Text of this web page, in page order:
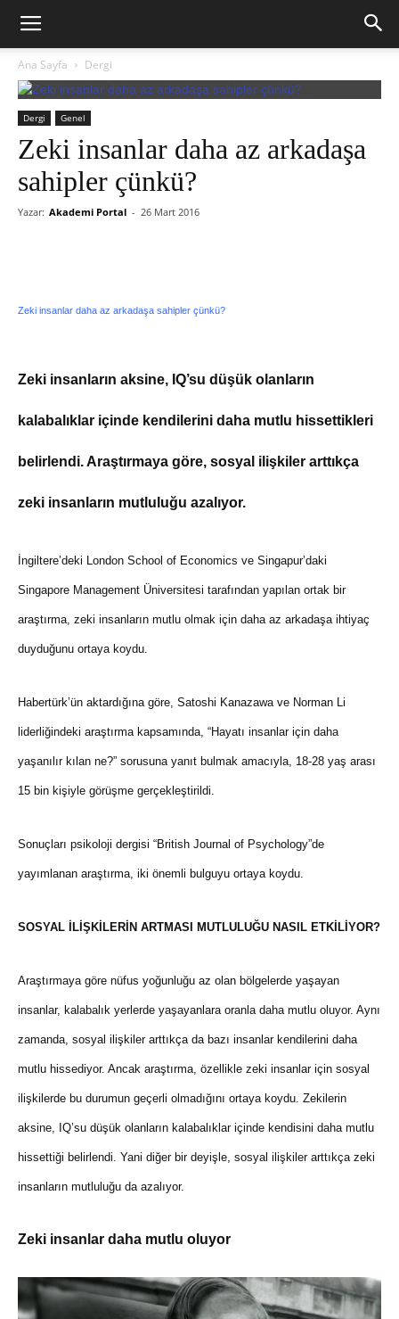
Ana Sayfa Dergi
Dergi Genel
Zeki insanlar daha az arkadaşa
sahipler çünkü?
Yazar: Akademi Portal - 26 Mart 2016
Zeki insanlar daha az arkadaşa sahipler çünkü?
Zeki insanların aksine, IQ’su düşük olanların
kalabalıklar içinde kendilerini daha mutlu hissettikleri
belirlendi. Araştırmaya göre, sosyal ilişkiler arttıkça
zeki insanların mutluluğu azalıyor.
İngiltere’deki London School of Economics ve Singapur’daki
Singapore Management Üniversitesi tarafından yapılan ortak bir
araştırma, zeki insanların mutlu olmak için daha az arkadaşa ihtiyaç
duyduğunu ortaya koydu.
Habertürk’ün aktardığına göre, Satoshi Kanazawa ve Norman Li
liderliğindeki araştırma kapsamında, “Hayatı insanlar için daha
yaşanılır kılan ne?” sorusuna yanıt bulmak amacıyla, 18-28 yaş arası
15 bin kişiyle görüşme gerçekleştirildi.
Sonuçları psikoloji dergisi “British Journal of Psychology”de
yayımlanan araştırma, iki önemli bulguyu ortaya koydu.
SOSYAL İLİŞKİLERİN ARTMASI MUTLULUĞU NASIL ETKİLİYOR?
Araştırmaya göre nüfus yoğunluğu az olan bölgelerde yaşayan
insanlar, kalabalık yerlerde yaşayanlara oranla daha mutlu oluyor. Aynı
zamanda, sosyal ilişkiler arttıkça da bazı insanlar kendilerini daha
mutlu hissediyor. Ancak araştırma, özellikle zeki insanlar için sosyal
ilişkilerde bu durumun geçerli olmadığını ortaya koydu. Zekilerin
aksine, IQ’su düşük olanların kalabalıklar içinde kendisini daha mutlu
hissettiği belirlendi. Yani diğer bir deyişle, sosyal ilişkiler arttıkça zeki
insanların mutluluğu da azalıyor.
Zeki insanlar daha mutlu oluyor